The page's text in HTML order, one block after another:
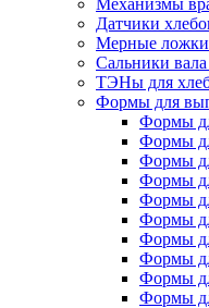
Механизмы
Датчики
Мерные ложки
Сальники
ТЭНы для
Формы для
Формы
Формы
Формы
Формы
Формы
Формы
Формы
Формы
Формы
Формы